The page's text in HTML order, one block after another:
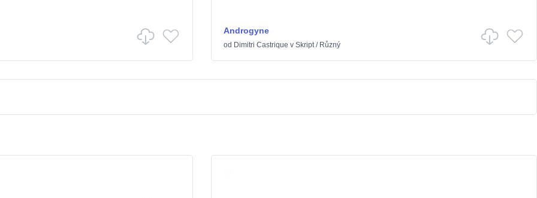
Androgyne
od Dimitri Castrique v Skript/ Různý